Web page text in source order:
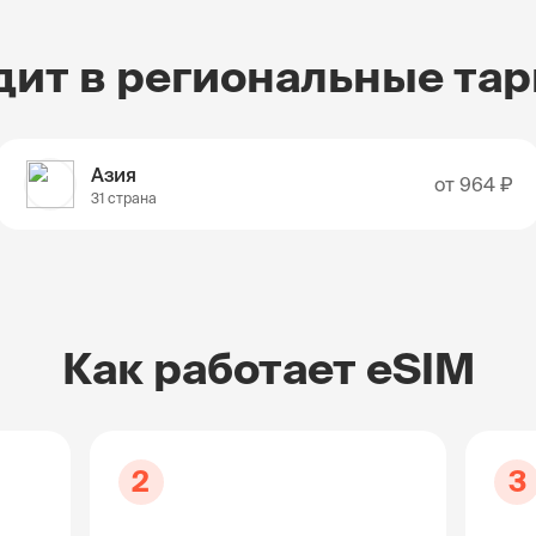
в региональные
Азия
31 страна
от 964 ₽
Как работает eSIM
2 3